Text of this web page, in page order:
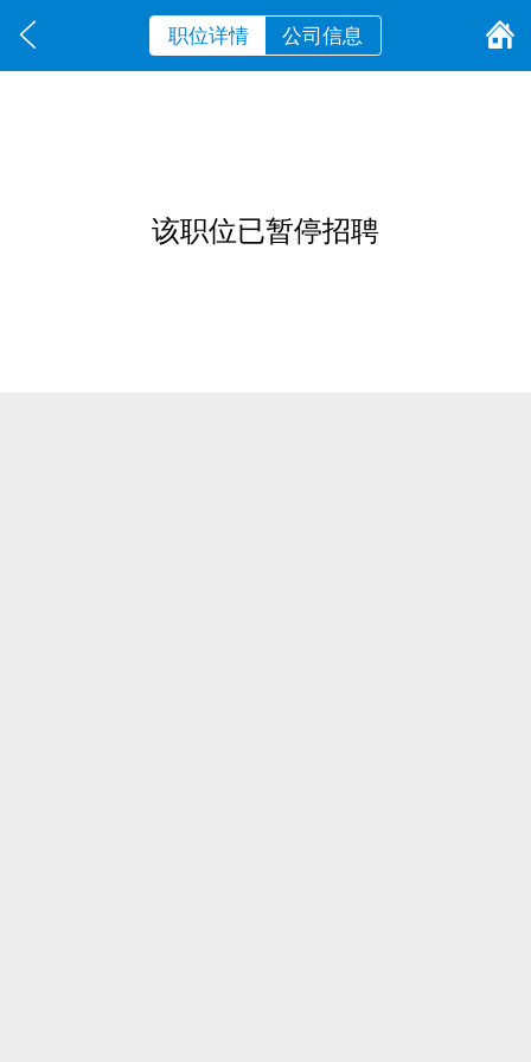
职位详情 公司信息
该职位已暂停招聘